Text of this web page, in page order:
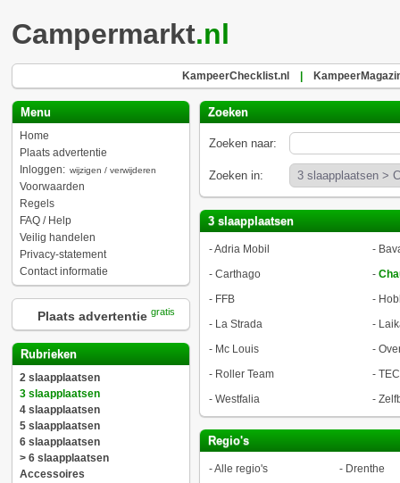
Campermarkt.nl
KampeerChecklist.nl
Menu
Home
Plaats advertentie
Inloggen: wijzigen / verwijderen
Voorwaarden
Regels
FAQ / Help
Veilig handelen
Privacy-statement
Contact informatie
Plaats advertentie gratis
Rubrieken
2 slaapplaatsen
3 slaapplaatsen
4 slaapplaatsen
5 slaapplaatsen
6 slaapplaatsen
> 6 slaapplaatsen
Accessoires
Zoeken
Zoeken naar:
Zoeken in:
3 slaapplaatsen
-Adria Mobil -
- Carthago -
- FFB -
- La Strada -
- Mc Louis -
- Roller Team - TEC
- Westfalia -
Regio's
-Alle regio's - Drenthe